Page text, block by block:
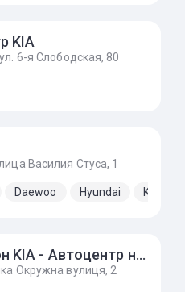
KIA
6-я Слободская, 80
Василия Стуса, 1
Daewoo Hyundai Kia
Автосалон KIA - Автоцентр на Борщагівці
Окружна вулиця, 2